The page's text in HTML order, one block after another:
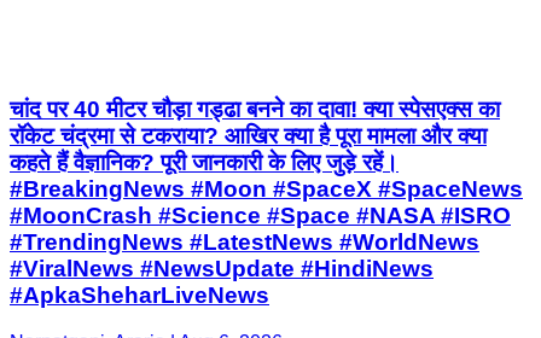
चांद पर 40 मीटर चौड़ा गड्ढा बनने का दावा! क्या स्पेसएक्स का
रॉकेट चंद्रमा से टकराया? आखिर क्या है पूरा मामला और क्या
कहते हैं वैज्ञानिक? पूरी जानकारी के लिए जुड़े रहें।
#BreakingNews #Moon #SpaceX #SpaceNews
#MoonCrash #Science #Space #NASA #ISRO
#TrendingNews #LatestNews #WorldNews
#ViralNews #NewsUpdate #HindiNews
#ApkaSheharLiveNews